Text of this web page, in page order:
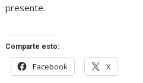
presente.
Comparte esto:
Facebook X